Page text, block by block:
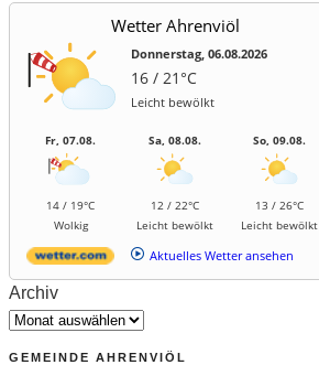
Wetter Ahrenviöl
Donnerstag, 06.08.2026
16 / 21°C
Leicht bewölkt
Fr, 07.08.
14 / 19°C
Wolkig
Sa, 08.08.
12 / 22°C
Leicht bewölkt
So, 09.08.
13 / 26°C
Leicht bewölkt
Aktuelles Wetter ansehen
Archiv
GEMEINDE AHRENVIÖL